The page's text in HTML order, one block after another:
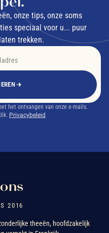
onze tips, onze soms
speciaal voor u... puur
trekken.
het ontvangen van onze e-mails.
Privacybeleid
2016
theeën, hoofdzakelijk